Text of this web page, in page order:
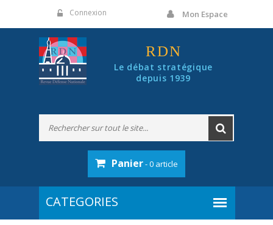
Connexion Mon Espace
RDN
Le débat stratégique
depuis 1939
Panier- 0 article